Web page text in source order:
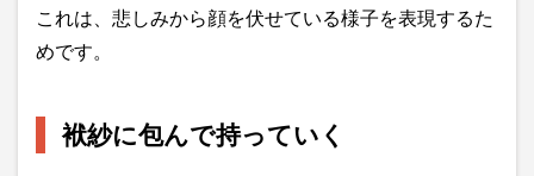
これは、悲しみから顔を伏せている様子を表現するた
めです。
袱紗に包んで持っていく